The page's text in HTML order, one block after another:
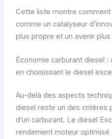
Cette liste montre
comme un catalyseur
plus propre et un avenir plus
Économie carburant diesel
en choisissant le diesel
Au-delà des aspects
diesel reste un des critères
d’un carburant. Le diesel
rendement moteur